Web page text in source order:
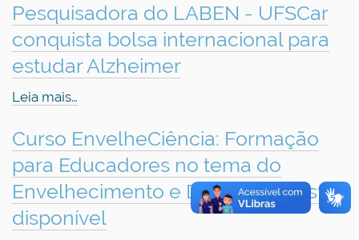
Pesquisadora do LABEN - UFSCar
conquista bolsa internacional para
estudar Alzheimer
Leia mais…
Curso EnvelheCiência: Formação
para Educadores no tema do
Envelhecimento e Demências está
disponível